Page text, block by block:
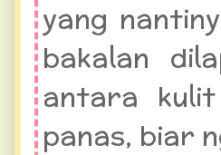
yang
bakalan
antara
panas, biar